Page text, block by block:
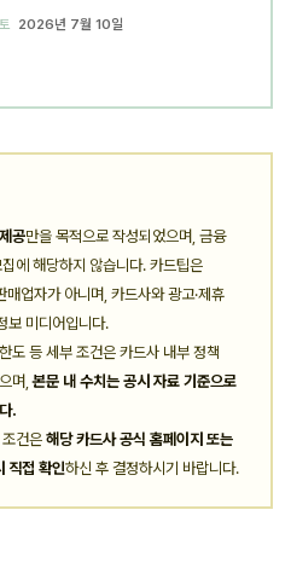
2026년 7월 10일
공만을 목적으로 작성되었으며, 금융
에 해당하지 않습니다. 카드팁은
매업자가 아니며, 카드사와 광고·제휴
보 미디어입니다.
도 등 세부 조건은 카드사 내부 정책
며,본문 내 수치는 공시 자료 기준으로
.
조건은 해당 카드사 공식 홈페이지 또는
직접 확인하신 후 결정하시기 바랍니다.